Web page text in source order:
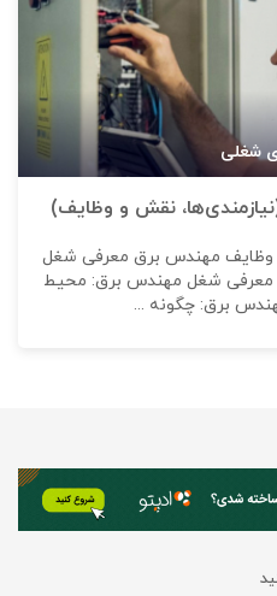
شغلی
نقش و وظایف)
مهندس برق معرفی شغل
معرفی شغل مهندس برق: محیط
برق: چگونه ...